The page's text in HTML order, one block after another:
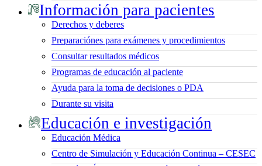
Información para pacientes
Derechos y deberes
Preparaciónes para exámenes y procedimientos
Consultar resultados médicos
Programas de educación al paciente
Ayuda para la toma de decisiones o PDA
Durante su visita
Educación e investigación
Educación Médica
Centro de Simulación y Educación Continua – CESEC